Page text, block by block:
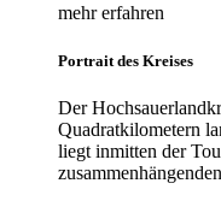
mehr erfahren
Portrait des Kreises
Der
Quadratkilometern
liegt inmitten der